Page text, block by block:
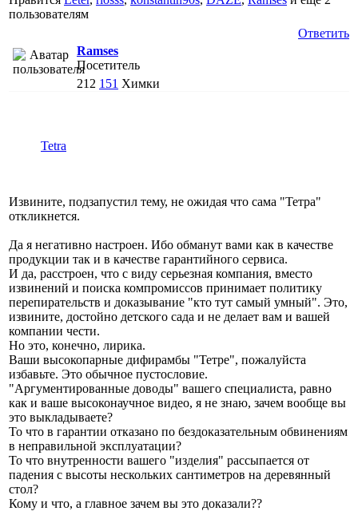
пользователям
Ответить
Ramses
Посетитель
212 151 Химки
Tetra
Извините, подзапустил тему, не ожидая что сама "Тетра"
откликнется.
Да я негативно настроен. Ибо обманут вами как в качестве
продукции так и в качестве гарантийного сервиса.
И да, расстроен, что с виду серьезная компания, вместо
извинений и поиска компромиссов принимает политику
перепирательств и доказывание "кто тут самый умный". Это,
извините, достойно детского сада и не делает вам и вашей
компании чести.
Но это, конечно, лирика.
Ваши высокопарные дифирамбы "Тетре", пожалуйста
избавьте. Это обычное пустословие.
"Аргументированные доводы" вашего специалиста, равно
как и ваше высоконаучное видео, я не знаю, зачем вообще вы
это выкладываете?
То что в гарантии отказано по бездоказательным обвинениям
в неправильной эксплуатации?
То что внутренности вашего "изделия" рассыпается от
падения с высоты нескольких сантиметров на деревянный
стол?
Кому и что, а главное зачем вы это доказали??